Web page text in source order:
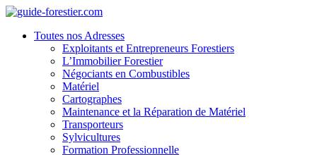
Toutes nos Adresses
Exploitants et Entrepreneurs Forestiers
L’Immobilier Forestier
Négociants en Combustibles
Matériel
Cartographes
Maintenance et la Réparation de Matériel
Transporteurs
Sylvicultures
Formation Professionnelle